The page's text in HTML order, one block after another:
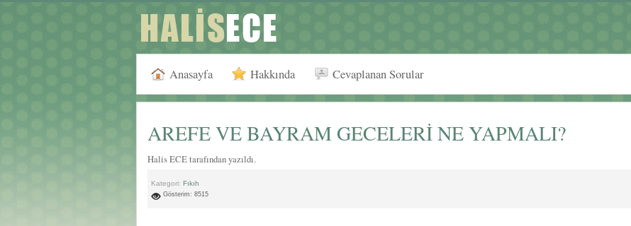
Anasayfa Hakkında Cevaplanan Sorular
AREFE VE BAYRAM GECELERİ NE YAPMALI?
Halis ECE tarafından yazıldı.
Kategori: Fıkıh
Gösterim: 8515